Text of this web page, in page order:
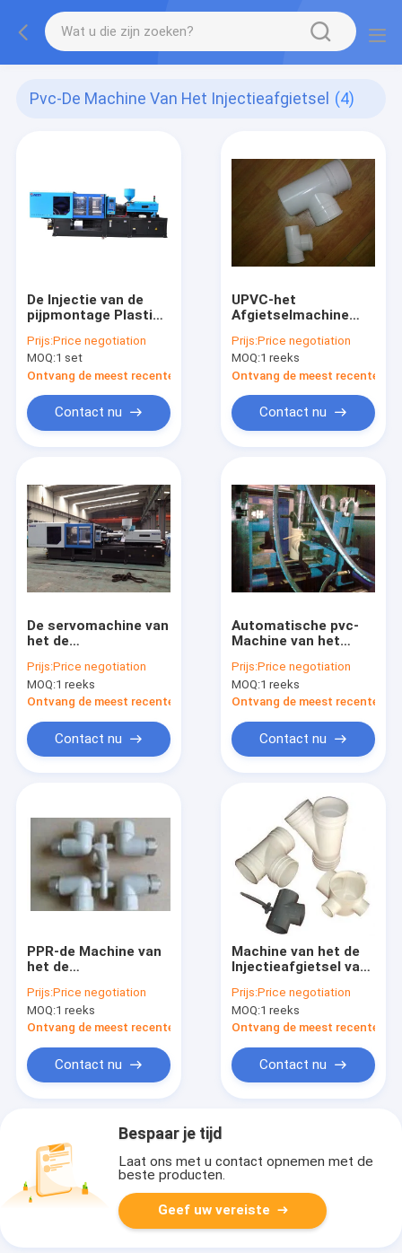
Pvc-De Machine Van Het Injectieafgietsel (4)
De Injectie van de
pijpmontage Plastic
Prijs:Price negotiation
MOQ:1 set
Ontvang de meest recente Prijs
Contact nu
UPVC-het
Afgietselmachine
Montageinjectie
Prijs:Price negotiation
MOQ:1 reeks
Ontvang de meest recente
Contact nu
De servomachine van
het de
Typepvc
Prijs:Price negotiation
MOQ:1 reeks
Ontvang de meest recente Prijs
Contact nu
Automatische pvc-
Machine van het
Goedgekeurd
Ton150rpm
MZ400MD Ce
Prijs:Price negotiation
MOQ:1 reeks
Ontvang de meest recente
Contact nu
PPR-de Machine van
het de
Montagepvc 280 Ton
met Dubbele Kern die
MZ280MD trekt
Prijs:Price negotiation
MOQ:1 reeks
Ontvang de meest recente Prijs
Contact nu
Machine van het de
Injectieafgietsel van
Gespecialiseerde pvc
MZ170MD
Prijs:Price negotiation
MOQ:1 reeks
Ontvang de meest recente
Contact nu
Bespaar je tijd
Laat ons met u contact opnemen met de
beste producten.
Geef uw vereiste